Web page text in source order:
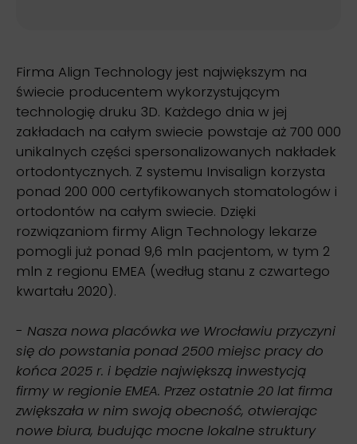
Firma Align Technology jest największym na
świecie producentem wykorzystującym
technologię druku 3D. Każdego dnia w jej
zakładach na całym swiecie powstaje aż 700 000
unikalnych części spersonalizowanych nakładek
ortodontycznych. Z systemu Invisalign korzysta
ponad 200 000 certyfikowanych stomatologów i
ortodontów na całym swiecie. Dzięki
rozwiązaniom firmy Align Technology lekarze
pomogli już ponad 9,6 mln pacjentom, w tym 2
mln z regionu EMEA (według stanu z czwartego
kwartału 2020).
- Nasza nowa placówka we Wrocławiu przyczyni
się do powstania ponad 2500 miejsc pracy do
końca 2025 r. i będzie największą inwestycją
firmy w regionie EMEA. Przez ostatnie 20 lat firma
zwiększała w nim swoją obecność, otwierając
nowe biura, budując mocne lokalne struktury